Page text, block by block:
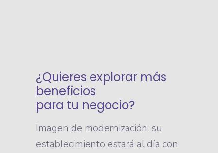
¿Quieres explorar más
beneficios
para tu negocio?
Imagen de modernización: su
establecimiento estará al día con